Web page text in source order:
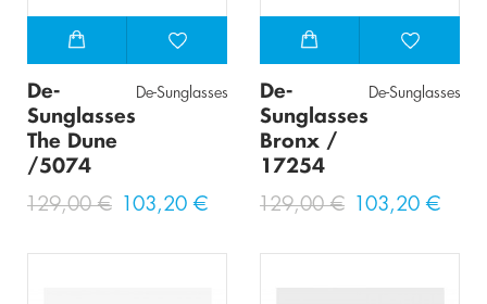
De-
Sunglasses
The Dune
/5074
De-Sunglasses
129,00 € 103,20 €
De-
Sunglasses
Bronx /
17254
De-Sunglasses
129,00 € 103,20 €